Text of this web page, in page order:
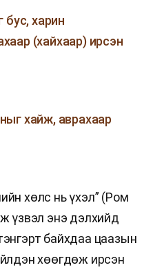
бус, харин
(хайхаар) ирсэн
хайж, аврахаар
хөлс нь үхэл” (Ром
үзвэл энэ дэлхийд
байхдаа цаазын
хөөгдөж ирсэн